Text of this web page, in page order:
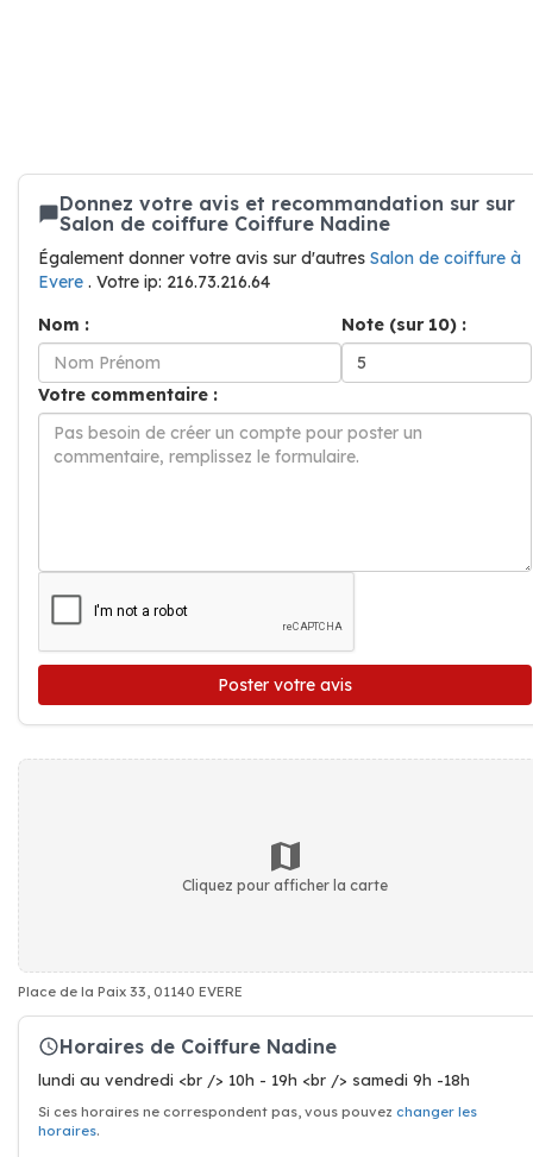
Donnez votre avis et recommandation sur sur
Salon de coiffure Coiffure Nadine
Également donner votre avis sur d'autres Salon de coiffure à
Evere . Votre ip: 216.73.216.64
Nom :
Note (sur 10) :
Votre commentaire :
Poster votre avis
Cliquez pour afficher la carte
Place de la Paix 33, 01140 EVERE
Horaires de Coiffure Nadine
lundi au vendredi <br /> 10h - 19h <br /> samedi 9h -18h
Si ces horaires ne correspondent pas, vous pouvez changer les
horaires.